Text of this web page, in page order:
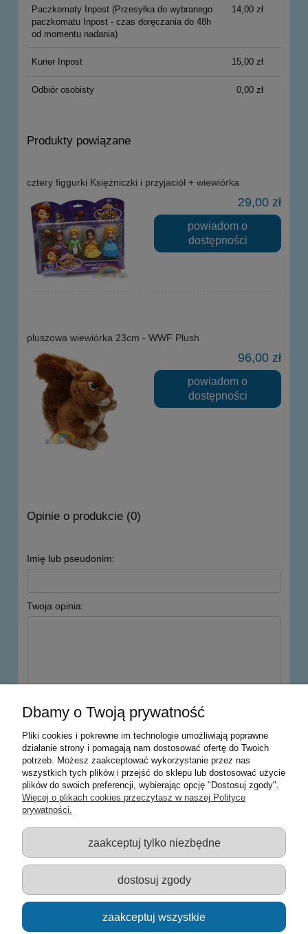
Paczkomaty Inpost(Przesyłka do wybranego
paczkomatu Inpost - czas doręczania do 48h
od momentu nadania)
14,00 zł
Kurier Inpost 15,00 zł
Odbiór osobisty 0,00 zł
Produkty powiązane
cztery figgurki Księżniczki i przyjaciół + wiewiórka
29,00 zł
powiadom o
dostępności
pluszowa wiewiórka 23cm - WWF Plush
96,00 zł
powiadom o
dostępności
Opinie o produkcie (0)
Imię lub pseudonim:
Twoja opinia:
Warunki zakupów
Moje konto
Informacje o sklepie
Sklep z zabawkami Łódź :: Hurownia zabawek :: Zabawki
edukacyjne :: Zestawy artystyczne :: Zabawki :: samochody Welly
:: Zabawkownia :: zabawki dla dzieci :: Lalki :: Klocki :: Artykuły
szkolne ::
Dbamy o Twoją prywatność
Pliki cookies i pokrewne im technologie umożliwiają poprawne
działanie strony i pomagają nam dostosować ofertę do Twoich
potrzeb. Możesz zaakceptować wykorzystanie przez nas
wszystkich tych plików i przejść do sklepu lub dostosować użycie
plików do swoich preferencji, wybierając opcję "Dostosuj zgody".
Więcej o plikach cookies przeczytasz w naszej Polityce
prywatności.
zaakceptuj tylko niezbędne
dostosuj zgody
zaakceptuj wszystkie